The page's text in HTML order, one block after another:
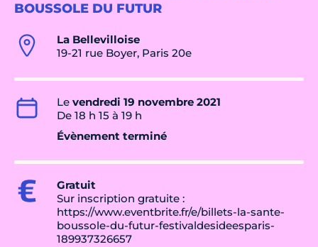
BOUSSOLE DU FUTUR
La Bellevilloise
19-21 rue Boyer, Paris 20e
Le vendredi 19 novembre 2021
De 18 h 15 à 19 h
Évènement terminé
Gratuit
Sur inscription gratuite :
https://www.eventbrite.fr/e/billets-la-sante-
boussole-du-futur-festivaldesideesparis-
189937326657